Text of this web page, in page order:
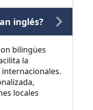
inglés?
bilingües
la
locales